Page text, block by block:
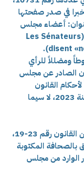
يوم الخميس 22 جانفي 2026، خبرا في صدر صفحتها
عنوان: أعضاء مجلس
الأمة يقولون “لا” لقانون المرور الجديد (Les Sénateurs
disent
ومضللاً للرأي
الصادر عن مجلس
القانون
العضوي للإعلام المؤرخ في 27 غشت سنة 2023، لا سيما
واستناداً إلى أحكام المادتين 68 و71 من القانون رقم 23-19،
سنة 2023، المتعلق بالصحافة المكتوبة
الوارد من مجلس